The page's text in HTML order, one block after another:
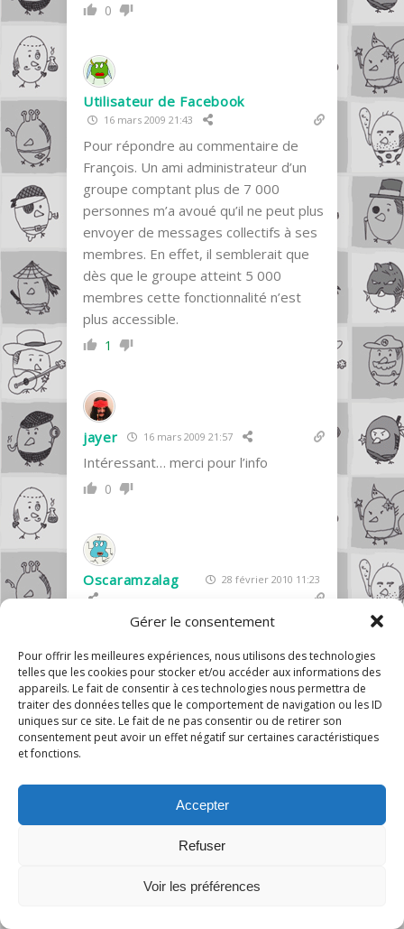
Gérer le consentement
Pour offrir les meilleures expériences, nous utilisons des technologies
telles que les cookies pour stocker et/ou accéder aux informations des
appareils. Le fait de consentir à ces technologies nous permettra de
traiter des données telles que le comportement de navigation ou les ID
uniques sur ce site. Le fait de ne pas consentir ou de retirer son
consentement peut avoir un effet négatif sur certaines caractéristiques
et fonctions.
Accepter
Refuser
Voir les préférences
0
Utilisateur de Facebook
16 mars 2009 21:43
Pour répondre au commentaire de
François. Un ami administrateur d’un
groupe comptant plus de 7 000
personnes m’a avoué qu’il ne peut plus
envoyer de messages collectifs à ses
membres. En effet, il semblerait que
dès que le groupe atteint 5 000
membres cette fonctionnalité n’est
plus accessible.
1
jayer 16 mars 2009 21:57
Intéressant… merci pour l’info
0
Oscaramzalag 28 février 2010 11:23
Bonjours , je m appelle Oscar amzalag.
avez bcp plus que 3 000 000 de
membres ! Mais bon c’est surtout pour
vous dire que au bout de 50 00
mmbres on ne peux plus envoyer de
savoir qui regarde ton profil » viende
moi !!! Merci !!! A oui et aussi comme ce
que j avait crée était un »faux groupe
mais j’en ai refait un !!